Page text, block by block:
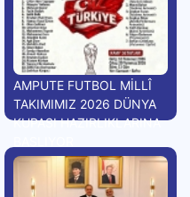
AMPUTE FUTBOL MİLLÎ
TAKIMIMIZ 2026 DÜNYA
KUPASI HAZIRLIKLARINA